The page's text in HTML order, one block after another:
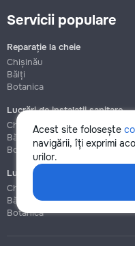
Acest site folosește
navigării, îți exprimi
urilor.
Servicii populare
Reparație la cheie
Chișinău
Bălți
Botanica
Lucrări de instalații sanitare
Chișinău
Bălți
Botanica
Lucrări de construcție și
Chișinău
Bălți
Botanica